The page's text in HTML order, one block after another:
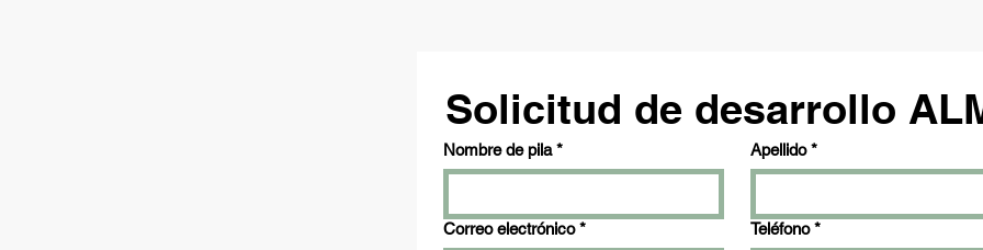
Solicitud de desarrollo
Nombre de pila * Apellido *
Correo electrónico * Teléfono *